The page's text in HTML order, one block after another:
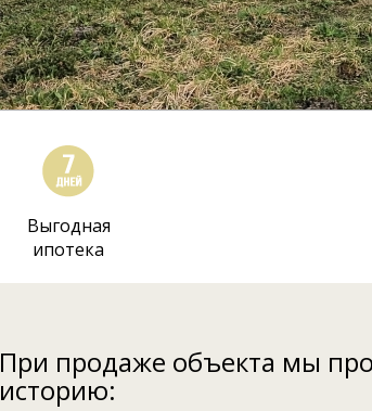
Выгодная
ипотека
При продаже объекта мы
историю: